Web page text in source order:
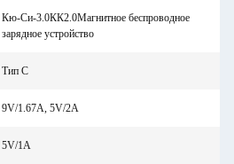
Кю-Си-3.0КК2.0Магнитное беспроводное
зарядное устройство
Тип С
9V/1.67A, 5V/2A
5V/1A